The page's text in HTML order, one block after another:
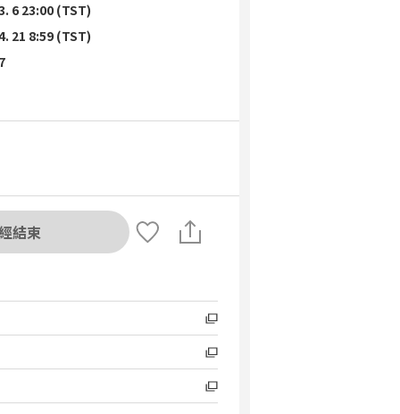
6 23:00 (TST)
21 8:59 (TST)
結束